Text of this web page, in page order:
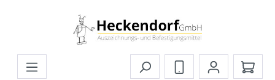
Zum Hauptinhalt springen